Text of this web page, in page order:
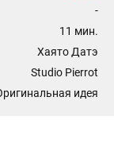
-
11 мин.
Хаято Датэ
Studio Pierrot
идея